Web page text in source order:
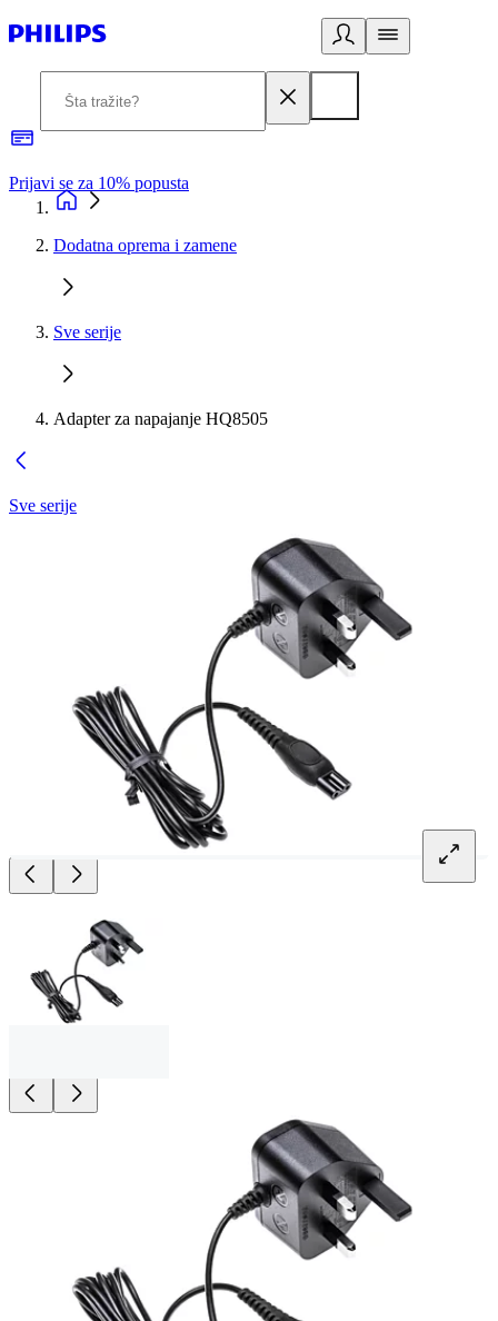
Prijavi se za 10% popusta
Dodatna oprema i zamene
Sve serije
Adapter za napajanje HQ8505
Sve serije